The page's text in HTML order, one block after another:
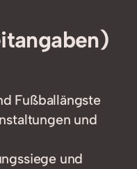
Fußballängste
und
und